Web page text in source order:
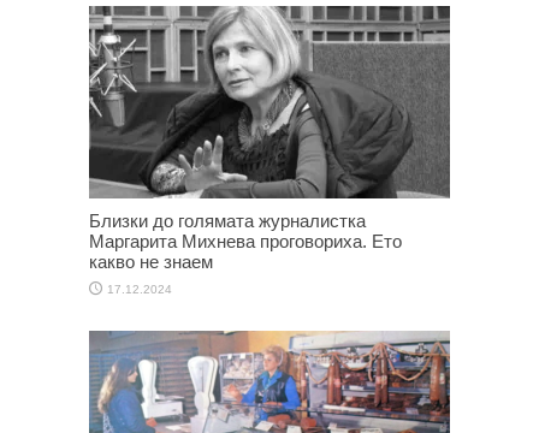
Близки до голямата журналистка
Маргарита Михнева проговориха. Ето
какво не знаем
17.12.2024